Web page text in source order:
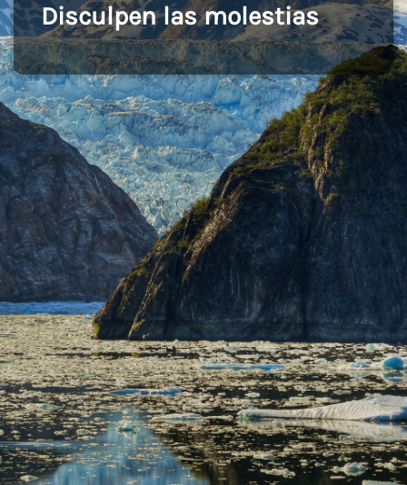
Disculpen las molestias